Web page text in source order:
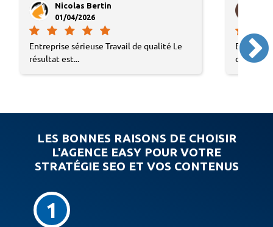
Nicolas Bertin
01/04/2026
Entreprise sérieuse Travail de qualité Le
résultat est...
LES BONNES RAISONS DE CHOISIR
L'AGENCE EASY POUR VOTRE
STRATÉGIE SEO ET VOS CONTENUS
1